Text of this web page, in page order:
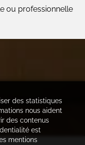
ou professionnelle
des statistiques
nous aident
des contenus
est
mentions